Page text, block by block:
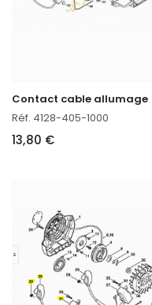
Contact cable allumage
Réf. 4128-405-1000
13,80 €